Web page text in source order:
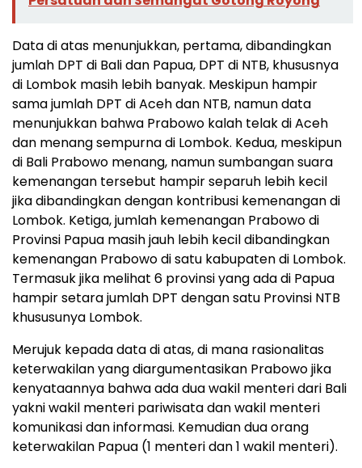
Data di atas menunjukkan, pertama, dibandingkan
jumlah DPT di Bali dan Papua, DPT di NTB, khususnya
di Lombok masih lebih banyak. Meskipun hampir
sama jumlah DPT di Aceh dan NTB, namun data
menunjukkan bahwa Prabowo kalah telak di Aceh
dan menang sempurna di Lombok. Kedua, meskipun
di Bali Prabowo menang, namun sumbangan suara
kemenangan tersebut hampir separuh lebih kecil
jika dibandingkan dengan kontribusi kemenangan di
Lombok. Ketiga, jumlah kemenangan Prabowo di
Provinsi Papua masih jauh lebih kecil dibandingkan
kemenangan Prabowo di satu kabupaten di Lombok.
Termasuk jika melihat 6 provinsi yang ada di Papua
hampir setara jumlah DPT dengan satu Provinsi NTB
khususunya Lombok.
Merujuk kepada data di atas, di mana rasionalitas
keterwakilan yang diargumentasikan Prabowo jika
kenyataannya bahwa ada dua wakil menteri dari Bali
yakni wakil menteri pariwisata dan wakil menteri
komunikasi dan informasi. Kemudian dua orang
keterwakilan Papua (1 menteri dan 1 wakil menteri).